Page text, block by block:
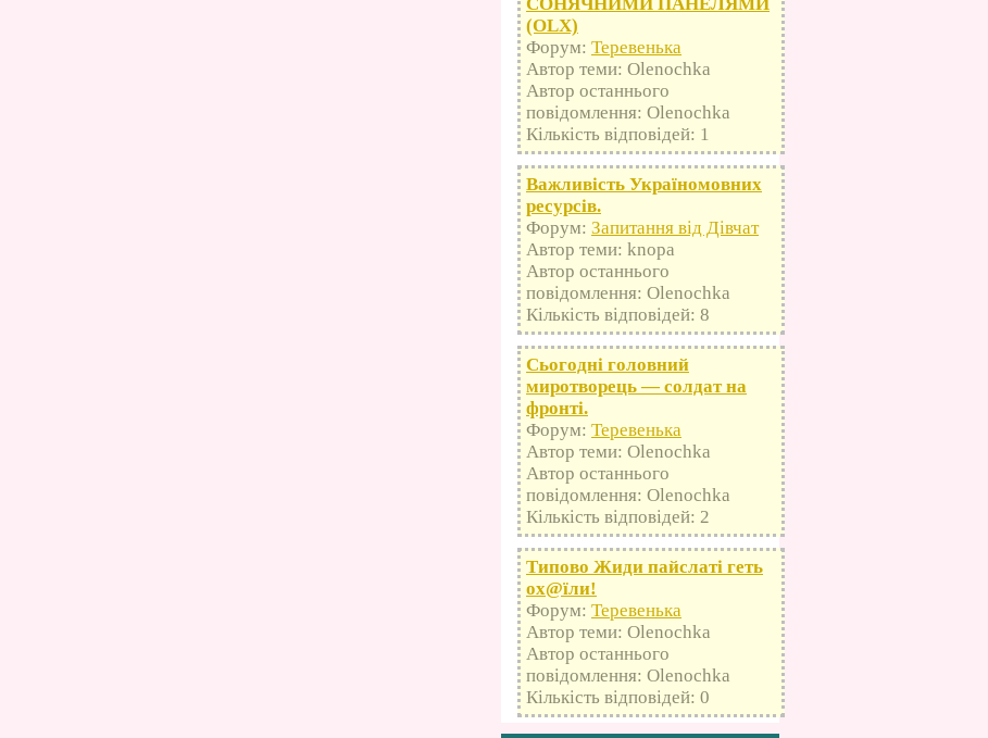
СОНЯЧНИМИ ПАНЕЛЯМИ
(OLX)
Форум: Теревенька
Автор теми: Olenochka
Автор останнього
повідомлення: Olenochka
Кількість відповідей: 1
Важливість Україномовних
ресурсів.
Форум: Запитання від Дівчат
Автор теми: knopa
Автор останнього
повідомлення: Olenochka
Кількість відповідей: 8
Сьогодні головний
миротворець — солдат на
фронті.
Форум: Теревенька
Автор теми: Olenochka
Автор останнього
повідомлення: Olenochka
Кількість відповідей: 2
Типово Жиди пайслаті геть
оx@їли!
Форум: Теревенька
Автор теми: Olenochka
Автор останнього
повідомлення: Olenochka
Кількість відповідей: 0